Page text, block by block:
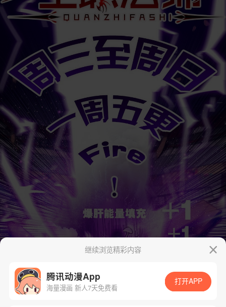
App免费看
继续浏览精彩内容
腾讯动漫App
海量漫画 新人7天免费看
打开APP